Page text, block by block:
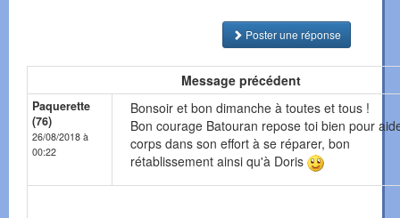
Poster une réponse
Message précédent
Paquerette
(76)
26/08/2018 à
00:22
Bonsoir et bon dimanche à toutes et tous !
Bon courage Batouran repose toi bien pour
corps dans son effort à se réparer, bon
rétablissement ainsi qu'à Doris